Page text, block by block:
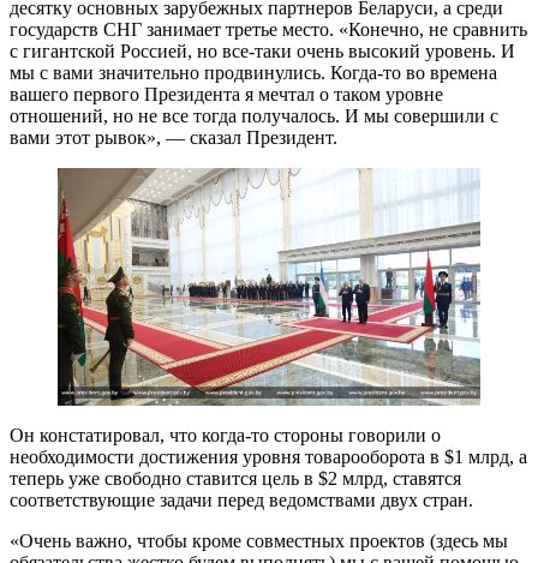
десятку основных зарубежных партнеров Беларуси, а среди
государств СНГ занимает третье место. «Конечно, не сравнить
с гигантской Россией, но все-таки очень высокий уровень. И
мы с вами значительно продвинулись. Когда-то во времена
вашего первого Президента я мечтал о таком уровне
отношений, но не все тогда получалось. И мы совершили с
вами этот рывок», — сказал Президент.
Он констатировал, что когда-то стороны говорили о
необходимости достижения уровня товарооборота в $1 млрд, а
теперь уже свободно ставится цель в $2 млрд, ставятся
соответствующие задачи перед ведомствами двух стран.
«Очень важно, чтобы кроме совместных проектов (здесь мы